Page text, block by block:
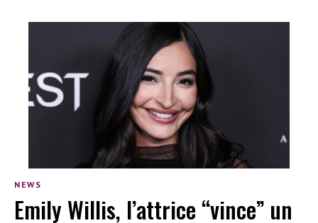
NEWS
Emily Willis, l’attrice “vince” un